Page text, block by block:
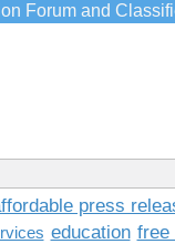
Forum and
press
education free